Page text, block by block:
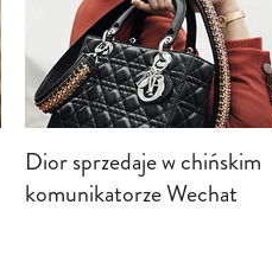
Dior sprzedaje w chińskim
komunikatorze Wechat